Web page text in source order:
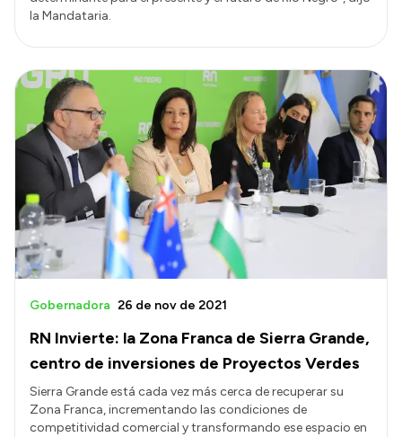
la Mandataria.
RN Invierte: la Zona Franca de Sierra Grande,
centro de inversiones de Proyectos Verdes
Gobernadora 26 de nov de 2021
Sierra Grande está cada vez más cerca de recuperar su
Zona Franca, incrementando las condiciones de
competitividad comercial y transformando ese espacio en